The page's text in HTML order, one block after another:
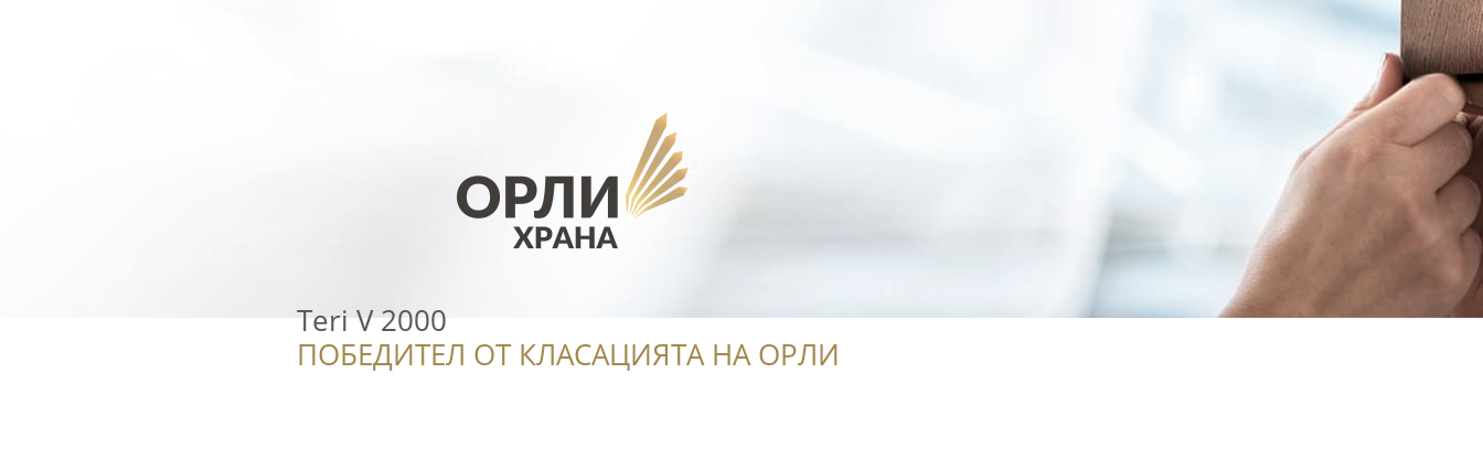
Teri V 2000
ПОБЕДИТЕЛ ОТ КЛАСАЦИЯТА НА ОРЛИ